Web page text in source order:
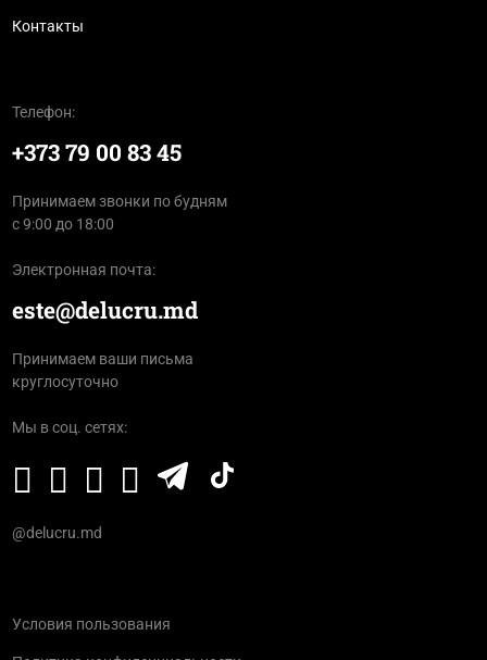
Контакты
Телефон:
+373 79 00 83 45
Принимаем звонки по будням
с 9:00 до 18:00
Электронная почта:
este@delucru.md
Принимаем ваши письма
круглосуточно
Мы в соц. сетях:
@delucru.md
Условия пользования